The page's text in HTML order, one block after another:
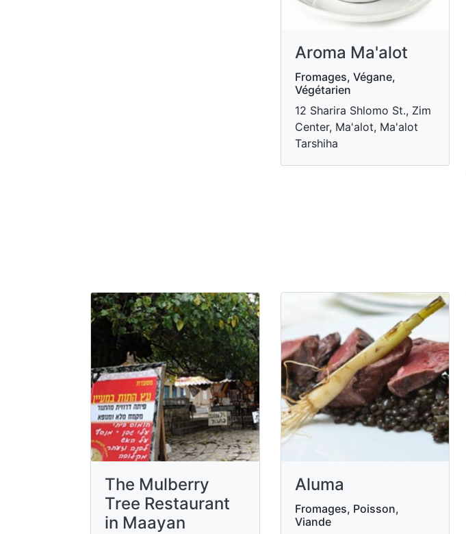
Aroma Ma'alot
Fromages, Végane,
Végétarien
12 Sharira Shlomo St., Zim
Center, Ma'alot, Ma'alot
Tarshiha
The Mulberry
Tree Restaurant
in Maayan
Aluma
Fromages, Poisson,
Viande